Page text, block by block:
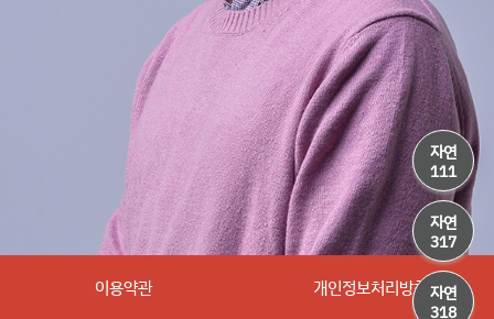
자연
111
자연
317
자연
318
이용약관 개인정보처리방침